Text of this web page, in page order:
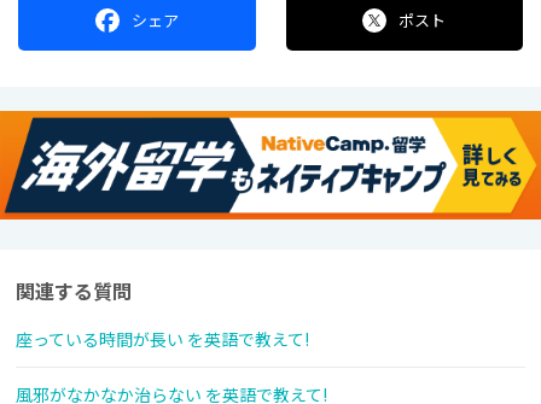
シェア ポスト
関連する質問
座っている時間が長い を英語で教えて!
風邪がなかなか治らない を英語で教えて!